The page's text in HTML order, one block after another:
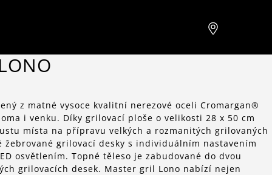
z matné vysoce kvalitní nerezové oceli Cromargan®
i venku. Díky grilovací ploše o velikosti 28 x 50 cm
místa na přípravu velkých a rozmanitých grilovaných
žebrované grilovací desky s individuálním nastavením
osvětlením. Topné těleso je zabudované do dvou
grilovacích desek. Master gril Lono nabízí nejen